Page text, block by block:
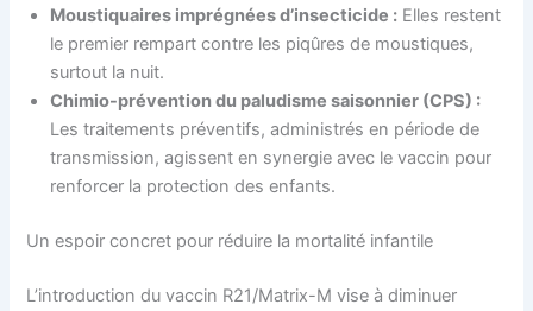
Moustiquaires imprégnées d’insecticide : Elles restent
le premier rempart contre les piqûres de moustiques,
surtout la nuit.
Chimio-prévention du paludisme saisonnier (CPS) :
Les traitements préventifs, administrés en période de
transmission, agissent en synergie avec le vaccin pour
renforcer la protection des enfants.
Un espoir concret pour réduire la mortalité infantile
L’introduction du vaccin R21/Matrix-M vise à diminuer